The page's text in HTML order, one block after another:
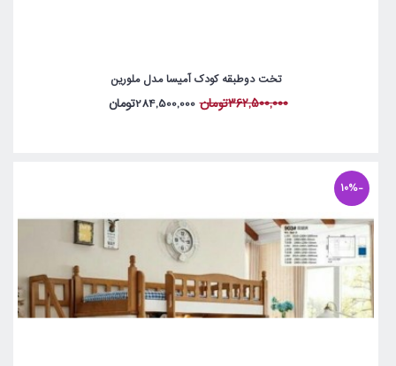
تخت دوطبقه کودک آمیسا مدل ملورین
362,500,000تومان 284,500,000تومان
-10%